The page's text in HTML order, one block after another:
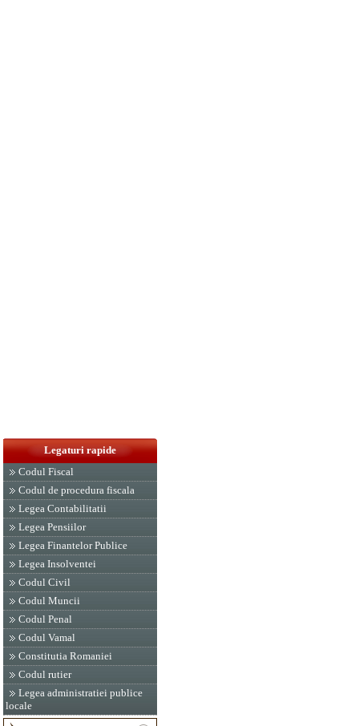
Legaturi rapide
Codul Fiscal
Codul de procedura fiscala
Legea Contabilitatii
Legea Pensiilor
Legea Finantelor Publice
Legea Insolventei
Codul Civil
Codul Muncii
Codul Penal
Codul Vamal
Constitutia Romaniei
Codul rutier
Legea administratiei publice
locale